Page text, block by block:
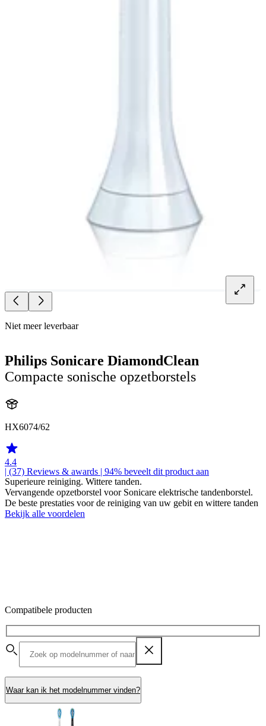
Niet meer leverbaar
Philips Sonicare DiamondClean
Compacte sonische opzetborstels
HX6074/62
4.4
| (37) Reviews & awards | 94% beveelt dit product aan
Superieure reiniging. Wittere tanden.
Vervangende opzetborstel voor Sonicare elektrische tandenborstel.
De beste prestaties voor de reiniging van uw gebit en wittere tanden
Bekijk alle voordelen
Compatibele producten
Waar kan ik het modelnummer vinden?